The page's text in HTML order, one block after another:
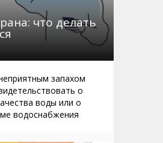
что делать
запахом
о
воды или о
водоснабжения